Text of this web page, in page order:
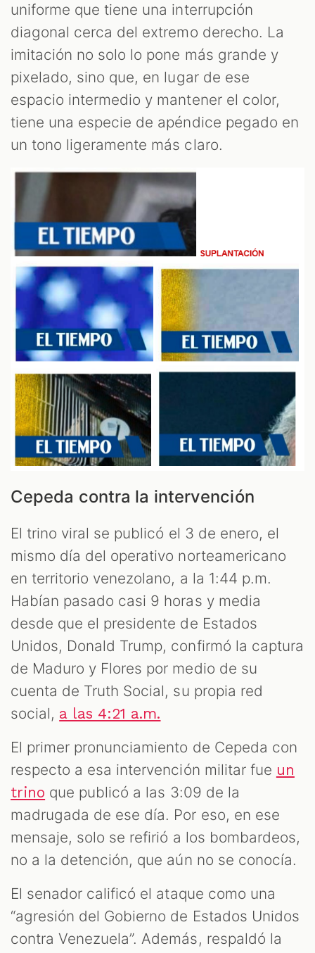
uniforme que tiene una interrupción
diagonal cerca del extremo derecho. La
imitación no solo lo pone más grande y
pixelado, sino que, en lugar de ese
espacio intermedio y mantener el color,
tiene una especie de apéndice pegado en
un tono ligeramente más claro.
Cepeda contra la intervención
El trino viral se publicó el 3 de enero, el
mismo día del operativo norteamericano
en territorio venezolano, a la 1:44 p.m.
Habían pasado casi 9 horas y media
desde que el presidente de Estados
Unidos, Donald Trump, confirmó la captura
de Maduro y Flores por medio de su
cuenta de Truth Social, su propia red
social, a las 4:21 a.m.
El primer pronunciamiento de Cepeda con
respecto a esa intervención militar fue un
trino que publicó a las 3:09 de la
madrugada de ese día. Por eso, en ese
mensaje, solo se refirió a los bombardeos,
no a la detención, que aún no se conocía.
El senador calificó el ataque como una
“agresión del Gobierno de Estados Unidos
contra Venezuela”. Además, respaldó la